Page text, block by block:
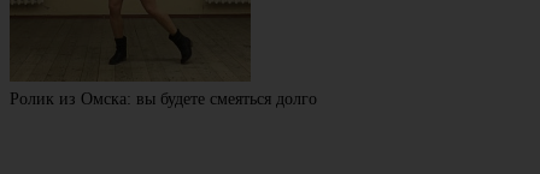
Ролик из Омска: вы будете смеяться долго